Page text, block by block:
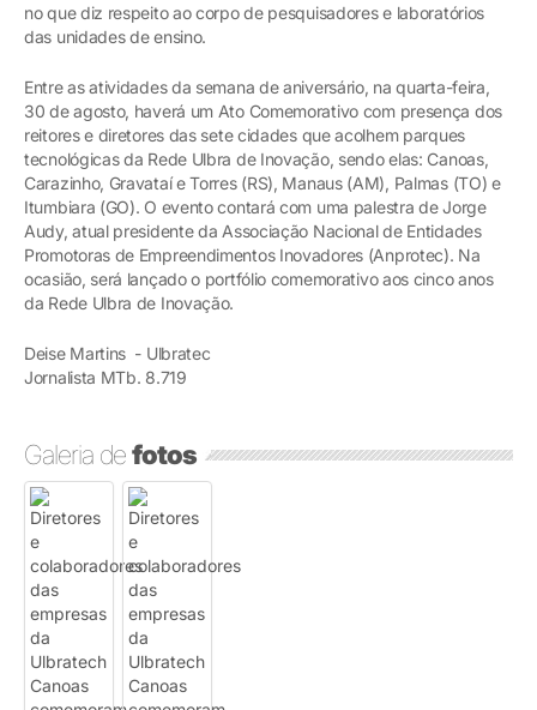
no que diz respeito ao corpo de pesquisadores e laboratórios
das unidades de ensino.
Entre as atividades da semana de aniversário, na quarta-feira,
30 de agosto, haverá um Ato Comemorativo com presença dos
reitores e diretores das sete cidades que acolhem parques
tecnológicas da Rede Ulbra de Inovação, sendo elas: Canoas,
Carazinho, Gravataí e Torres (RS), Manaus (AM), Palmas (TO) e
Itumbiara (GO). O evento contará com uma palestra de Jorge
Audy, atual presidente da Associação Nacional de Entidades
Promotoras de Empreendimentos Inovadores (Anprotec). Na
ocasião, será lançado o portfólio comemorativo aos cinco anos
da Rede Ulbra de Inovação.
Deise Martins - Ulbratec
Jornalista MTb. 8.719
Galeria defotos